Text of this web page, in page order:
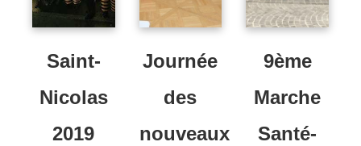
Saint-
Nicolas
2019
Journée
des
nouveaux
9ème
Marche
Santé-